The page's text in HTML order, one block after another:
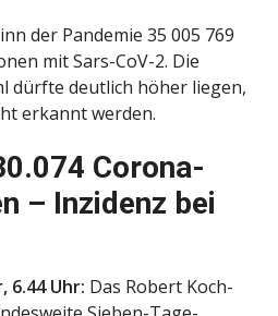
der Pandemie 35 005 769
mit Sars-CoV-2. Die
dürfte deutlich höher liegen,
erkannt werden.
Corona-
– Inzidenz bei
6.44 Uhr: Das Robert Koch-